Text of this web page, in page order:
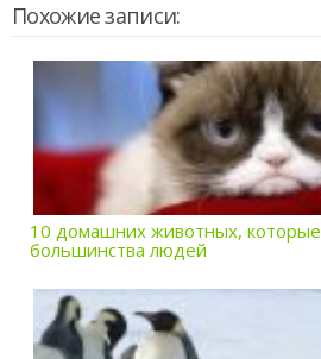
Похожие записи:
10 домашних животных,
большинства людей